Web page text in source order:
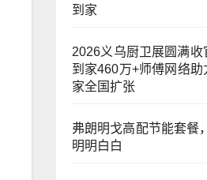
到家
2026义乌厨卫展圆满收
到家460万+师傅网络助
家全国扩张
弗朗明戈高配节能套餐
明明白白